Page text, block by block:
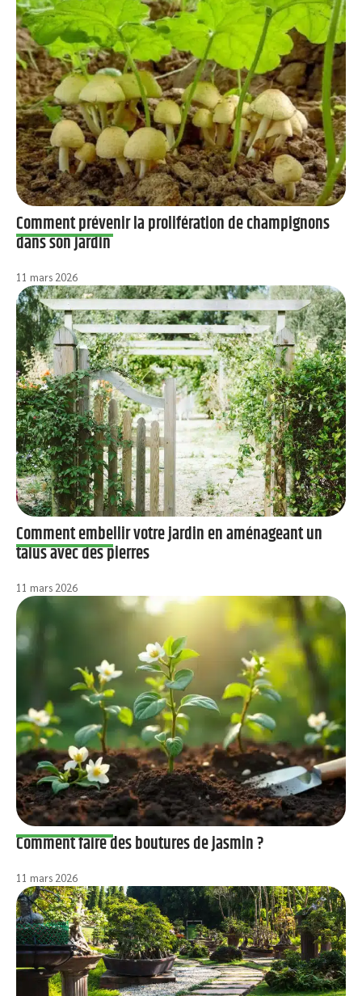
Comment prévenir la prolifération de champignons
dans son jardin
11 mars 2026
Comment embellir votre jardin en aménageant un
talus avec des pierres
11 mars 2026
Comment faire des boutures de jasmin ?
11 mars 2026